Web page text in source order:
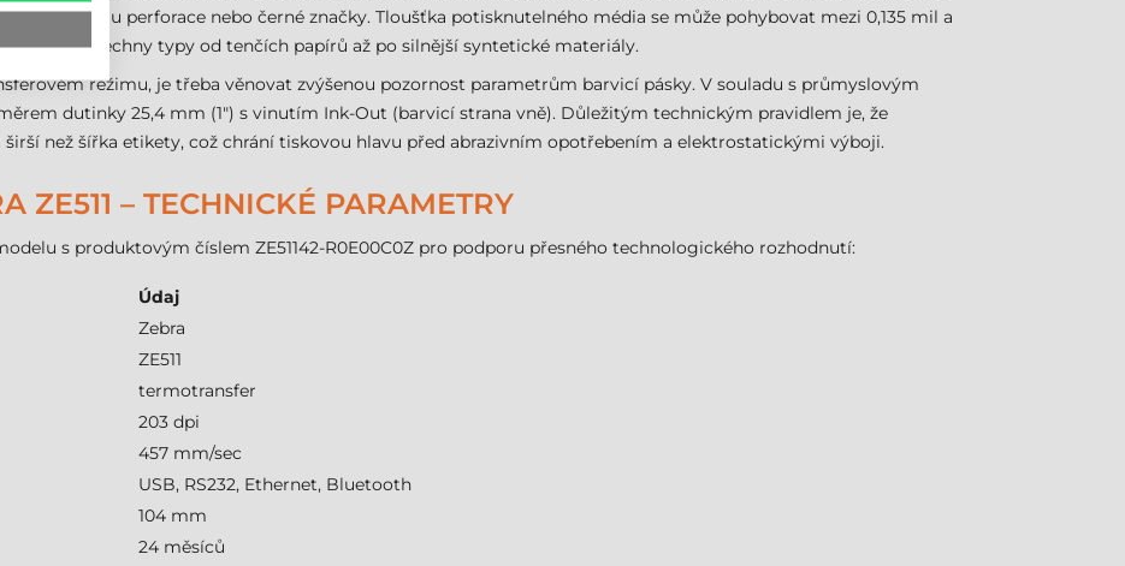
přesně u perforace nebo černé značky. Tloušťka potisknutelného média se může pohybovat mezi 0,135 mil a
pro všechny typy od tenčích papírů až po silnější syntetické materiály.
režimu, je třeba věnovat zvýšenou pozornost parametrům barvicí pásky. V souladu s průmyslovým
dutinky 25,4 mm (1") s vinutím Ink-Out (barvicí strana vně). Důležitým technickým pravidlem je, že
než šířka etikety, což chrání tiskovou hlavu před abrazivním opotřebením a elektrostatickými výboji.
ZE511 – TECHNICKÉ PARAMETRY
s produktovým číslem ZE51142-R0E00C0Z pro podporu přesného technologického rozhodnutí:
Údaj
Zebra
ZE511
termotransfer
203 dpi
457 mm/sec
USB, RS232, Ethernet, Bluetooth
104 mm
24 měsíců